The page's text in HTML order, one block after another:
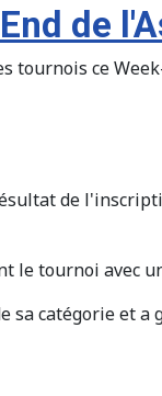
de
tournois ce
de
le tournoi avec
sa catégorie et a